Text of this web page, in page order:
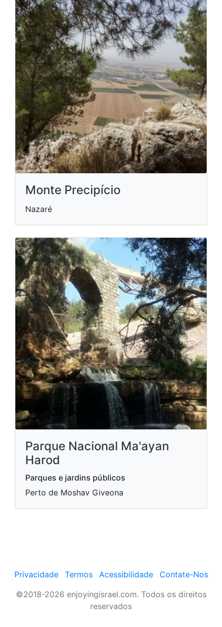
Monte Precipício
Nazaré
Parque Nacional Ma'ayan
Harod
Parques e jardins públicos
Perto de Moshav Giveona
Privacidade Termos Acessibilidade
Contate-Nos
©2018-2026 enjoyingisrael.com. Todos os direitos
reservados